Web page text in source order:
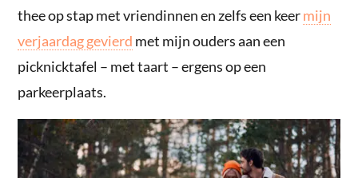
thee op stap met vriendinnen en zelfs een keermijn
verjaardag gevierd met mijn ouders aan een
picknicktafel – met taart – ergens op een
parkeerplaats.